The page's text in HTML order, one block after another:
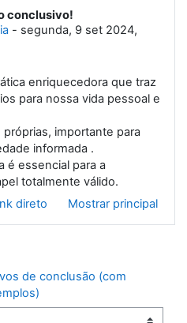
conclusivo!
- segunda, 9 set 2024,
enriquecedora que traz
para nossa vida pessoal e
importante para
informada .
é essencial para a
totalmente válido.
direto
Mostrar principal
de conclusão (com